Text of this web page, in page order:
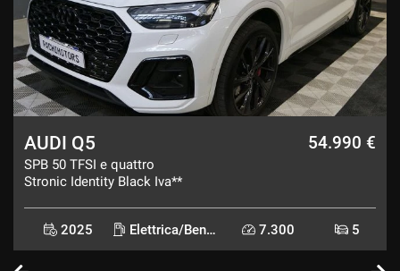
AUDI Q5
SPB 50 TFSI e quattro
Stronic Identity Black Iva**
54.990 €
2025 Elettrica/Benzina 7.300 5